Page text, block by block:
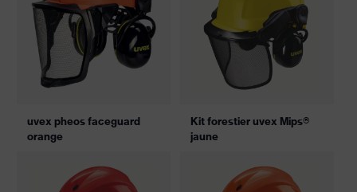
uvex pheos faceguard
orange
Kit forestier uvex Mips®
jaune